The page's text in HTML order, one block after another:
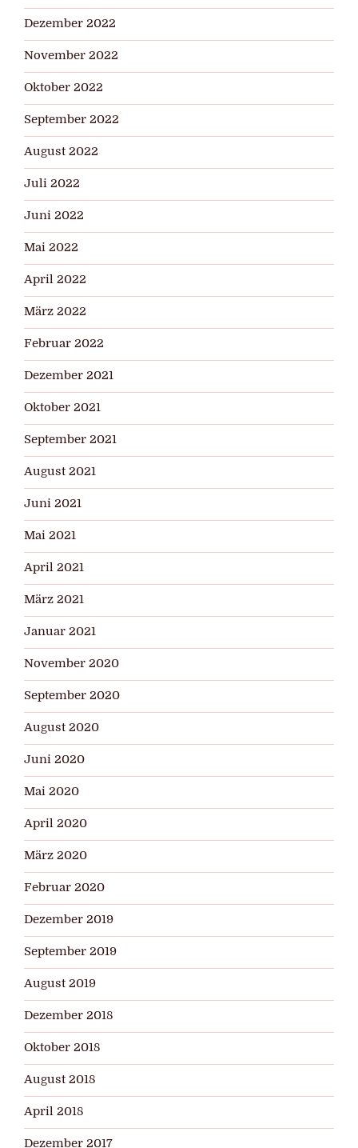
Dezember 2022
November 2022
Oktober 2022
September 2022
August 2022
Juli 2022
Juni 2022
Mai 2022
April 2022
März 2022
Februar 2022
Dezember 2021
Oktober 2021
September 2021
August 2021
Juni 2021
Mai 2021
April 2021
März 2021
Januar 2021
November 2020
September 2020
August 2020
Juni 2020
Mai 2020
April 2020
März 2020
Februar 2020
Dezember 2019
September 2019
August 2019
Dezember 2018
Oktober 2018
August 2018
April 2018
Dezember 2017